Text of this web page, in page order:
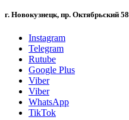
г. Новокузнецк, пр. Октябрьский 58
Instagram
Telegram
Rutube
Google Plus
Viber
Viber
WhatsApp
TikTok